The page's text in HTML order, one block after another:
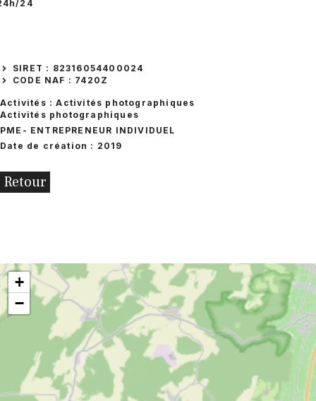
24
SIRET : 82316054400024
CODE NAF : 7420Z
Activités : Activités photographiques
Activités photographiques
PME - ENTREPRENEUR INDIVIDUEL
Date de création : 2019
Retour
+
−